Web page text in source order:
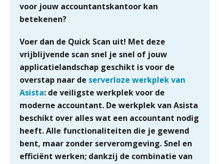
voor jouw accountantskantoor kan
betekenen?
Voer dan de Quick Scan uit! Met deze
vrijblijvende scan snel je snel of jouw
applicatielandschap geschikt is voor de
overstap naar de serverloze werkplek van
Asista: de veiligste werkplek voor de
moderne accountant. De werkplek van Asista
beschikt over alles wat een accountant nodig
heeft. Alle functionaliteiten die je gewend
bent, maar zonder serveromgeving. Snel en
efficiënt werken; dankzij de combinatie van
Fusies en overnames | Met
waardebepalingen bedrijfsadvies
Van Wwft naar AMLR: wat verandert
er in 2027?
Driver-based models: de essentiële
bouwstenen voor elk finance team
Werven op klik is willekeurig. Zo
verminder je verloop structureel.
Buy & build: urenregistratie als
verborgen EBITDA-hefboom